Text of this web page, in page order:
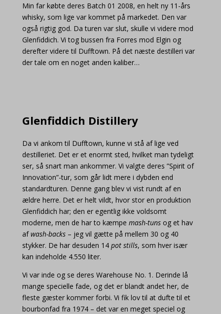
Min far købte deres Batch 01 2008, en helt ny 11-års
whisky, som lige var kommet på markedet. Den var
også rigtig god. Da turen var slut, skulle vi videre mod
Glenfiddich. Vi tog bussen fra Forres mod Elgin og
derefter videre til Dufftown. På det næste destilleri var
der tale om en noget anden kaliber…
Glenfiddich Distillery
Da vi ankom til Dufftown, kunne vi stå af lige ved
destilleriet. Det er et enormt sted, hvilket man tydeligt
ser, så snart man ankommer. Vi valgte deres ”Spirit of
Innovation”-tur, som går lidt mere i dybden end
standardturen. Denne gang blev vi vist rundt af en
ældre herre. Det er helt vildt, hvor stor en produktion
Glenfiddich har; den er egentlig ikke voldsomt
moderne, men de har to kæmpe mash-tunsog et hav
afwash-backs– jeg vil gætte på mellem 30 og 40
stykker. De har desuden 14 pot stills, som hver især
kan indeholde 4.550 liter.
Vi var inde og se deres Warehouse No. 1. Derinde lå
mange specielle fade, og det er blandt andet her, de
fleste gæster kommer forbi. Vi fik lov til at dufte til et
bourbonfad fra 1974 – det var en meget speciel og